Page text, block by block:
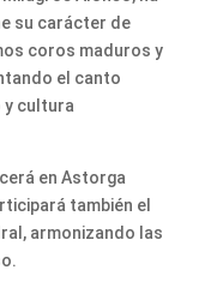
su carácter de
coros maduros y
el canto
y cultura
en Astorga
también el
armonizando las